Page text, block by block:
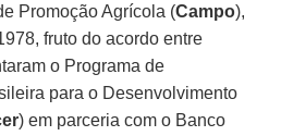
Promoção Agrícola (Campo),
fruto do acordo entre
o Programa de
para o Desenvolvimento
) em parceria com o Banco